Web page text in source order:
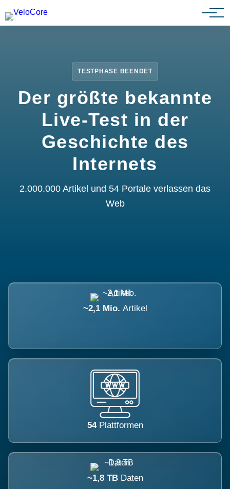
Partnerprogramm
TESTPHASE BEENDET
Der größte bekannte
Live-Test in der
Geschichte des
Internets
2.000.000 Artikel und 54 Portale verlassen das
Web
~2,1 Mio. Artikel
54 Plattformen
~1,8 TB Daten